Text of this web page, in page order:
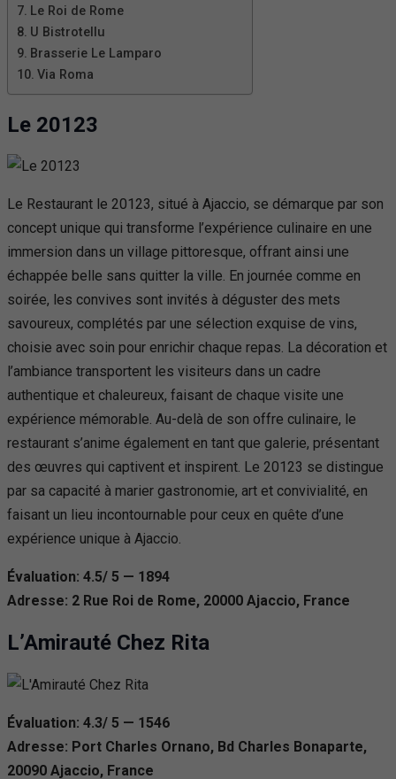
Le Roi de Rome
U Bistrotellu
Brasserie Le Lamparo
Via Roma
Le 20123
Le Restaurant le 20123, situé à Ajaccio, se démarque par son
concept unique qui transforme l’expérience culinaire en une
immersion dans un village pittoresque, offrant ainsi une
échappée belle sans quitter la ville. En journée comme en
soirée, les convives sont invités à déguster des mets
savoureux, complétés par une sélection exquise de vins,
choisie avec soin pour enrichir chaque repas. La décoration et
l’ambiance transportent les visiteurs dans un cadre
authentique et chaleureux, faisant de chaque visite une
expérience mémorable. Au-delà de son offre culinaire, le
restaurant s’anime également en tant que galerie, présentant
des œuvres qui captivent et inspirent. Le 20123 se distingue
par sa capacité à marier gastronomie, art et convivialité, en
faisant un lieu incontournable pour ceux en quête d’une
expérience unique à Ajaccio.
Évaluation: 4.5/ 5 — 1894
Adresse: 2 Rue Roi de Rome, 20000 Ajaccio, France
L’Amirauté Chez Rita
Évaluation: 4.3/ 5 — 1546
Adresse: Port Charles Ornano, Bd Charles Bonaparte,
20090 Ajaccio, France